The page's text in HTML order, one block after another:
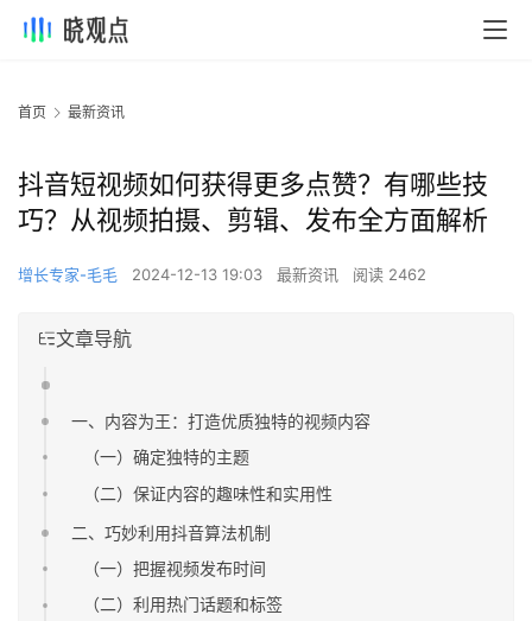
首页 最新资讯
抖音短视频如何获得更多点赞？有哪些技
巧？从视频拍摄、剪辑、发布全方面解析
增长专家-毛毛 2024-12-13 19:03 最新资讯 阅读 2462
文章导航
一、内容为王：打造优质独特的视频内容
（一）确定独特的主题
（二）保证内容的趣味性和实用性
二、巧妙利用抖音算法机制
（一）把握视频发布时间
（二）利用热门话题和标签